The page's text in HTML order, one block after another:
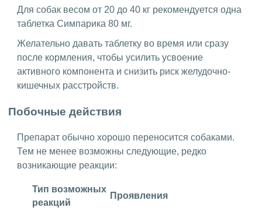
Для собак весом от 20 до 40 кг рекомендуется одна
таблетка Симпарика 80 мг.
Желательно давать таблетку во время или сразу
после кормления, чтобы усилить усвоение
активного компонента и снизить риск желудочно-
кишечных расстройств.
Побочные действия
Препарат обычно хорошо переносится собаками.
Тем не менее возможны следующие, редко
возникающие реакции:
Тип возможных
реакций
Проявления